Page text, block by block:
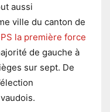
aussi
ville du canton de
PS la première force
de gauche à
sur sept. De